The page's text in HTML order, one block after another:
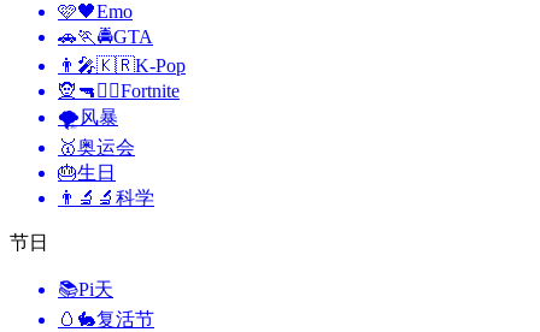
🩷🖤Emo
🚗🏃🚔GTA
👨‍🎤🇰🇷K-Pop
🧝🔫🦹‍♂️Fortnite
🌪风暴
🥇奥运会
🎂生日
👨‍🔬🔬 科学
节日
📚Pi天
🥚🐇复活节